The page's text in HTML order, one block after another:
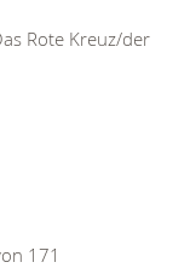
Rote Kreuz/der
171